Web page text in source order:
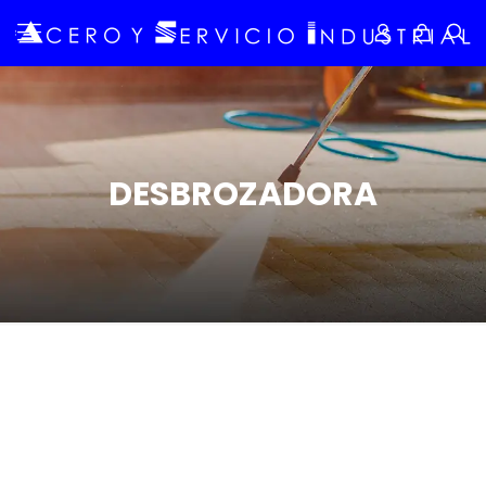
DESBROZADORA